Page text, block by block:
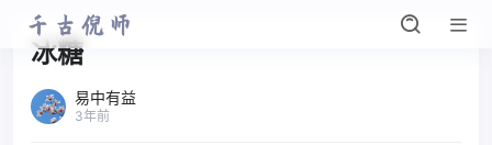
冰糖
易中有益
3年前